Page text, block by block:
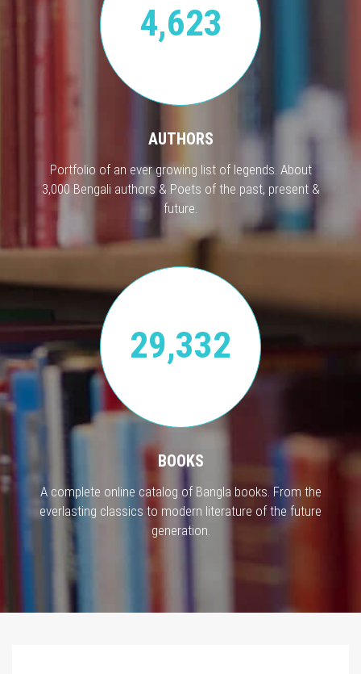
4,623
AUTHORS
Portfolio of an ever growing list of legends. About
3,000 Bengali authors & Poets of the past, present &
future.
29,332
BOOKS
A complete online catalog of Bangla books. From the
everlasting classics to modern literature of the future
generation.